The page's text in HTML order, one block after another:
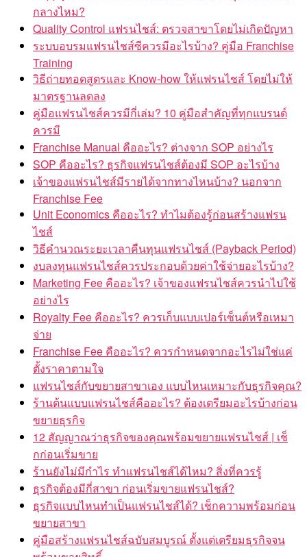
กลางไหม?
Quality Control แฟรนไชส์: ตรวจสาขาโดยไม่เกิดปัญหา
ระบบอบรมแฟรนไชส์ซีควรมีอะไรบ้าง? คู่มือ Franchise
Training
วิธีถ่ายทอดสูตรและ Know-how ให้แฟรนไชส์ โดยไม่ให้
มาตรฐานลดลง
คู่มือแฟรนไชส์ควรมีกี่เล่ม? 10 คู่มือสำคัญที่ทุกแบรนด์
ควรมี
Franchise Manual คืออะไร? ต่างจาก SOP อย่างไร
SOP คืออะไร? ธุรกิจแฟรนไชส์ต้องมี SOP อะไรบ้าง
เจ้าของแฟรนไชส์มีรายได้จากทางไหนบ้าง? นอกจาก
Franchise Fee
Unit Economics คืออะไร? ทำไมต้องรู้ก่อนสร้างแฟรน
ไชส์
วิธีคำนวณระยะเวลาคืนทุนแฟรนไชส์ (Payback Period)
งบลงทุนแฟรนไชส์ควรประกอบด้วยค่าใช้จ่ายอะไรบ้าง?
Marketing Fee คืออะไร? เจ้าของแฟรนไชส์ควรนำไปใช้
อย่างไร
Royalty Fee คืออะไร? ควรเก็บแบบเปอร์เซ็นต์หรือเหมา
จ่าย
Franchise Fee คืออะไร? ควรกำหนดจากอะไรไม่ใช่แค่
ตั้งราคาตามใจ
แฟรนไชส์กับขยายสาขาเอง แบบไหนเหมาะกับธุรกิจคุณ?
ร้านต้นแบบแฟรนไชส์คืออะไร? ต้องเตรียมอะไรบ้างก่อน
ขยายธุรกิจ
12 สัญญาณว่าธุรกิจของคุณพร้อมขยายแฟรนไชส์ | เช็
กก่อนเริ่มขาย
ร้านยังไม่มีกำไร ทำแฟรนไชส์ได้ไหม? สิ่งที่ควรรู้
ธุรกิจต้องมีกี่สาขา ก่อนเริ่มขายแฟรนไชส์?
ธุรกิจแบบไหนทำเป็นแฟรนไชส์ได้? เช็กความพร้อมก่อน
ขยายสาขา
คู่มือสร้างแฟรนไชส์ฉบับสมบูรณ์ ตั้งแต่เตรียมธุรกิจจน